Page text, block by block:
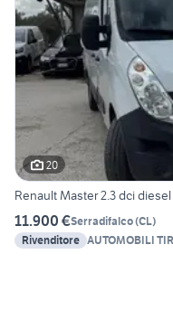
20
Renault Master 2.3 dci
11.900 €Serradifalco(CL)
Rivenditore AUTOMOBILI